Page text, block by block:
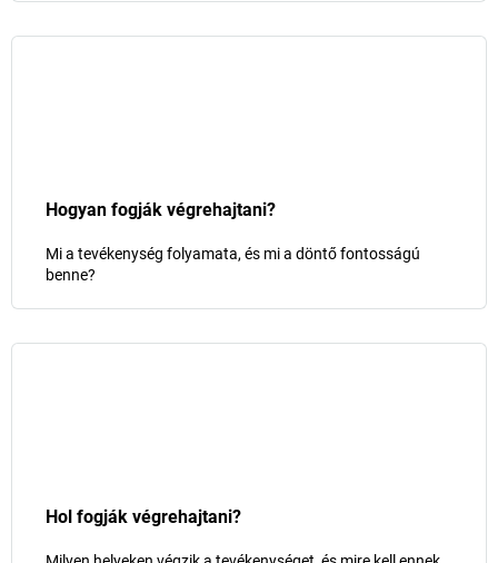
Hogyan fogják végrehajtani?
Mi a tevékenység folyamata, és mi a döntő fontosságú
benne?
Hol fogják végrehajtani?